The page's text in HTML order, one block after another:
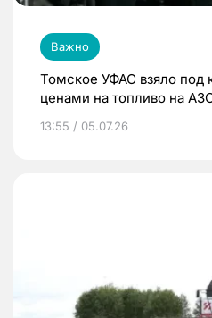
Важно
Томское УФАС взяло под
ценами на топливо на
13:55 / 05.07.26